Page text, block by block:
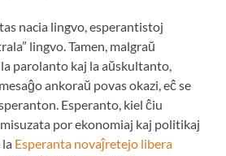
nacia lingvo, esperantistoj
lingvo. Tamen, malgraŭ
parolanto kaj la aŭskultanto,
ankoraŭ povas okazi, eĉ se
Esperanto, kiel ĉiu
por ekonomiaj kaj politikaj
la Esperanta novaĵretejo libera